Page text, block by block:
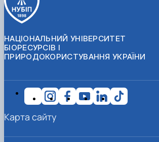
НАЦІОНАЛЬНИЙ УНІВЕРСИТЕТ
БІОРЕСУРСІВ І
ПРИРОДОКОРИСТУВАННЯ УКРАЇНИ
Карта сайту